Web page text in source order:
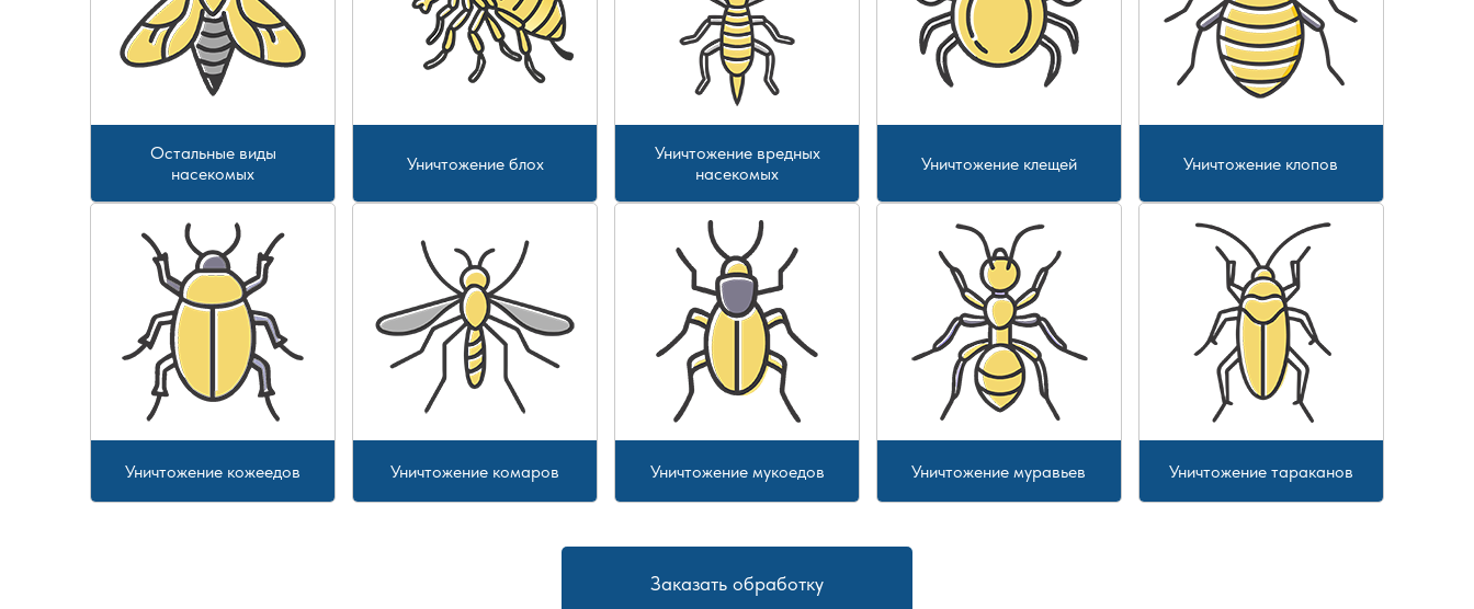
Остальные виды
насекомых
Уничтожение блох
Уничтожение вредных
насекомых
Уничтожение клещей Уничтожение клопов
Уничтожение кожеедов Уничтожение комаров Уничтожение мукоедов Уничтожение муравьев Уничтожение тараканов
Заказать обработку